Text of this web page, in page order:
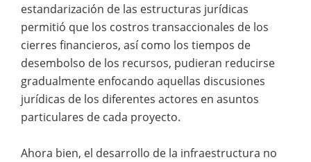
estandarización de las estructuras jurídicas
permitió que los costros transaccionales de los
cierres financieros, así como los tiempos de
desembolso de los recursos, pudieran reducirse
gradualmente enfocando aquellas discusiones
jurídicas de los diferentes actores en asuntos
particulares de cada proyecto.
Ahora bien, el desarrollo de la infraestructura no